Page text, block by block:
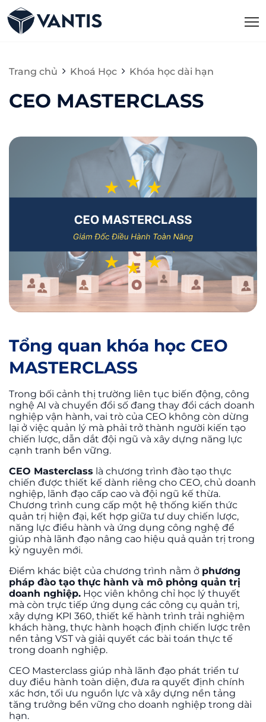
Trang chủ Khoá Học Khóa học dài hạn
CEO MASTERCLASS
Tổng quan khóa học CEO
MASTERCLASS
Trong bối cảnh thị trường liên tục biến động, công
nghệ AI và chuyển đổi số đang thay đổi cách doanh
nghiệp vận hành, vai trò của CEO không còn dừng
lại ở việc quản lý mà phải trở thành người kiến tạo
chiến lược, dẫn dắt đội ngũ và xây dựng năng lực
cạnh tranh bền vững.
CEO Masterclass là chương trình đào tạo thực
chiến được thiết kế dành riêng cho CEO, chủ doanh
nghiệp, lãnh đạo cấp cao và đội ngũ kế thừa.
Chương trình cung cấp một hệ thống kiến thức
quản trị hiện đại, kết hợp giữa tư duy chiến lược,
năng lực điều hành và ứng dụng công nghệ để
giúp nhà lãnh đạo nâng cao hiệu quả quản trị trong
kỷ nguyên mới.
Điểm khác biệt của chương trình nằm ở phương
pháp đào tạo thực hành và mô phỏng quản trị
doanh nghiệp. Học viên không chỉ học lý thuyết
mà còn trực tiếp ứng dụng các công cụ quản trị,
xây dựng KPI 360, thiết kế hành trình trải nghiệm
khách hàng, thực hành hoạch định chiến lược trên
nền tảng VST và giải quyết các bài toán thực tế
trong doanh nghiệp.
CEO Masterclass giúp nhà lãnh đạo phát triển tư
duy điều hành toàn diện, đưa ra quyết định chính
xác hơn, tối ưu nguồn lực và xây dựng nền tảng
tăng trưởng bền vững cho doanh nghiệp trong dài
hạn.